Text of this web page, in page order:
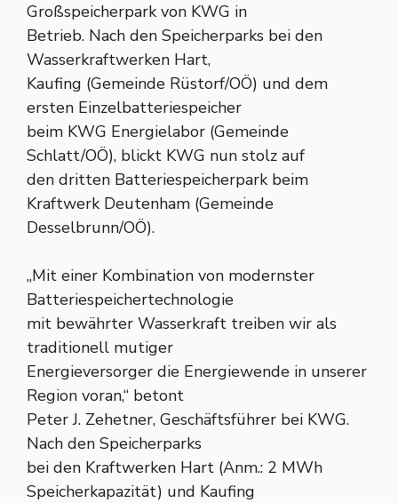
Großspeicherpark von KWG in
Betrieb. Nach den Speicherparks bei den
Wasserkraftwerken Hart,
Kaufing (Gemeinde Rüstorf/OÖ) und dem
ersten Einzelbatteriespeicher
beim KWG Energielabor (Gemeinde
Schlatt/OÖ), blickt KWG nun stolz auf
den dritten Batteriespeicherpark beim
Kraftwerk Deutenham (Gemeinde
Desselbrunn/OÖ).
„Mit einer Kombination von modernster
Batteriespeichertechnologie
mit bewährter Wasserkraft treiben wir als
traditionell mutiger
Energieversorger die Energiewende in unserer
Region voran,“ betont
Peter J. Zehetner, Geschäftsführer bei KWG.
Nach den Speicherparks
bei den Kraftwerken Hart (Anm.: 2 MWh
Speicherkapazität) und Kaufing